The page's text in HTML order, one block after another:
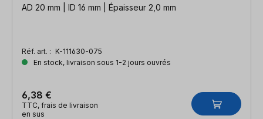
AD 20 mm | ID 16 mm | Épaisseur 2,0 mm
Réf. art. : K-111630-075
En stock, livraison sous 1-2 jours ouvrés
6,38 €
TTC, frais de livraison
en sus